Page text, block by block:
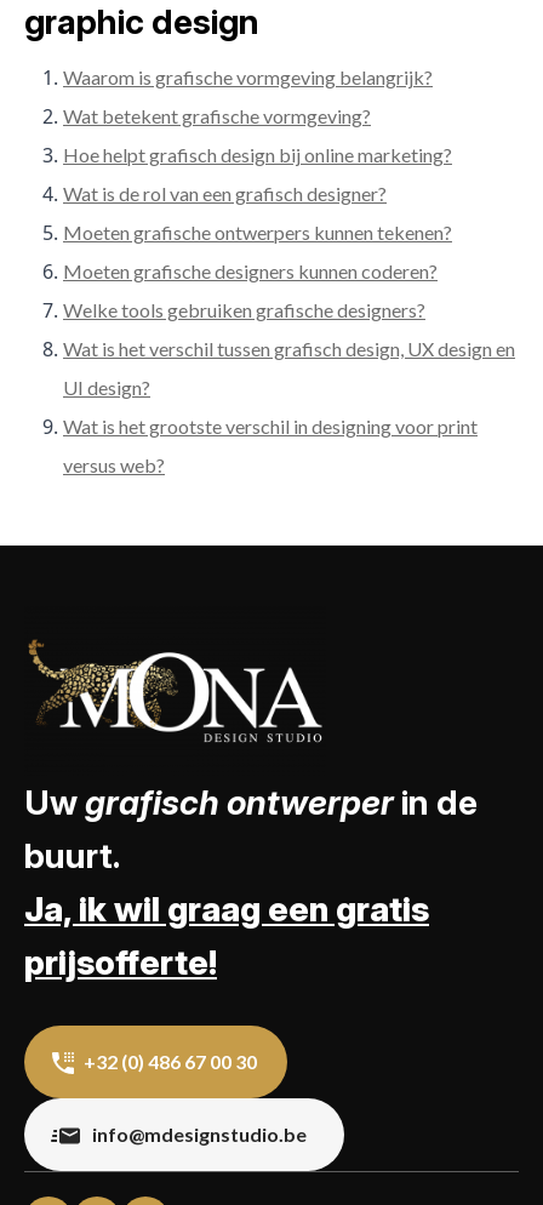
graphic design
Waarom is grafische vormgeving belangrijk?
Wat betekent grafische vormgeving?
Hoe helpt grafisch design bij online marketing?
Wat is de rol van een grafisch designer?
Moeten grafische ontwerpers kunnen tekenen?
Moeten grafische designers kunnen coderen?
Welke tools gebruiken grafische designers?
Wat is het verschil tussen grafisch design, UX design en
UI design?
Wat is het grootste verschil in designing voor print
versus web?
Uwgrafisch ontwerperin de
buurt.
Ja, ik wil graag een gratis
prijsofferte!
+32 (0) 486 67 00 30
info@mdesignstudio.be